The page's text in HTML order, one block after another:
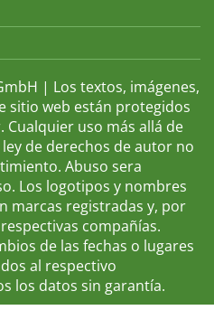
| Los textos, imágenes,
sitio web están protegidos
uso más allá de
de derechos de autor no
Abuso sera
Los logotipos y nombres
marcas registradas y, por
compañías.
de las fechas o lugares
al respectivo
los datos sin garantía.